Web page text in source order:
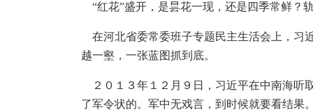
“红花”盛开，是昙花一现，还是四季常鲜？
在河北省委常委班子专题民主生活会上，习
越一壑，一张蓝图抓到底。
２０１３年１２月９日，习近平在中南海听
了军令状的。军中无戏言，到时候就要看结果